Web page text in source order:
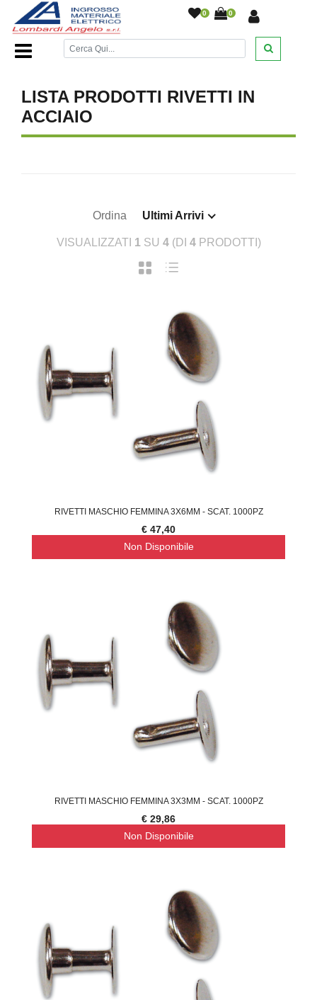
0 0
Home Page/DESANTIS/////
LISTA PRODOTTI RIVETTI IN
ACCIAIO
Ordina Ultimi Arrivi
VISUALIZZATI 1 SU 4(DI 4PRODOTTI)
RIVETTI MASCHIO FEMMINA 3X6MM - SCAT. 1000PZ
€ 47,40
Non Disponibile
RIVETTI MASCHIO FEMMINA 3X3MM - SCAT. 1000PZ
€ 29,86
Non Disponibile